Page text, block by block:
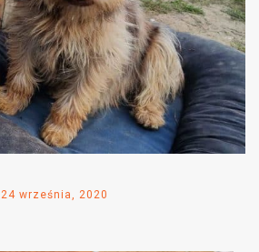
24 września, 2020